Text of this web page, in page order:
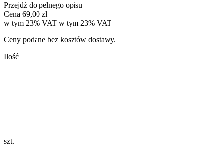
Przejdź do pełnego opisu
Cena 69,00 zł
w tym 23% VAT w tym 23% VAT
Ceny podane bez kosztów dostawy.
Ilość
szt.